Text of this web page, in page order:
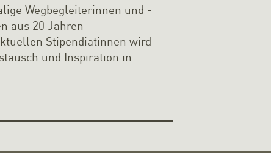
Wegbegleiterinnen und -
aus 20 Jahren
Stipendiatinnen wird
und Inspiration in